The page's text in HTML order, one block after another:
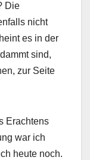
Die
nicht
es in der
sind,
zur Seite
Erachtens
war ich
heute noch.